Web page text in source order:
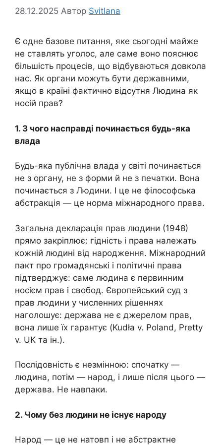
28.12.2025 Автор Svitlana
Є одне базове питання, яке сьогодні майже
не ставлять уголос, але саме воно пояснює
більшість процесів, що відбуваються довкола
нас. Як органи можуть бути державними,
якщо в країні фактично відсутня Людина як
носій прав?
1. З чого насправді починається будь-яка
влада
Будь-яка публічна влада у світі починається
не з органу, не з форми й не з печатки. Вона
починається з Людини. І це не філософська
абстракція — це норма міжнародного права.
Загальна декларація прав людини (1948)
прямо закріплює: гідність і права належать
кожній людині від народження. Міжнародний
пакт про громадянські і політичні права
підтверджує: саме людина є первинним
носієм прав і свобод. Європейський суд з
прав людини у численних рішеннях
наголошує: держава не є джерелом прав,
вона лише їх гарантує (Kudła v. Poland, Pretty
v. UK та ін.).
Послідовність є незмінною: спочатку —
людина, потім — народ, і лише після цього —
держава. Не навпаки.
2. Чому без людини не існує народу
Народ — це не натовп і не абстрактне